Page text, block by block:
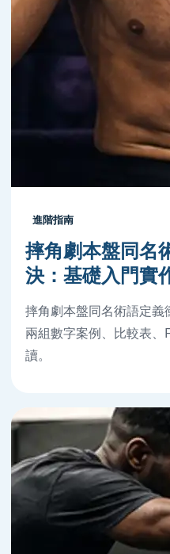
進階指南
摔角劇本盤同名
決：基礎入門實
摔角劇本盤同名術語定義
兩組數字案例、比較表、
讀。